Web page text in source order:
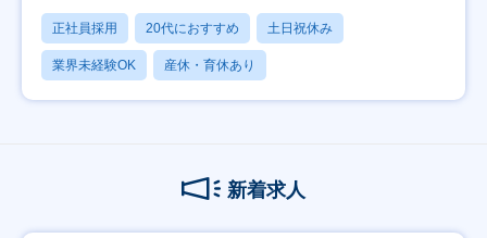
正社員採用 20代におすすめ 土日祝休み
業界未経験OK 産休・育休あり
新着求人